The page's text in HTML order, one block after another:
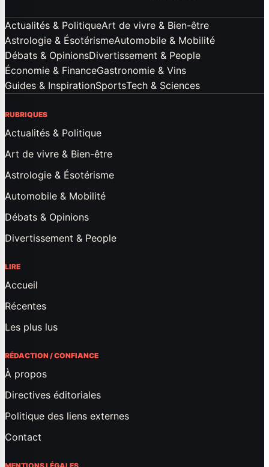
Actualités & PolitiqueArt de vivre & Bien-être
Astrologie & ÉsotérismeAutomobile & Mobilité
Débats & OpinionsDivertissement & People
Économie & FinanceGastronomie & Vins
Guides & InspirationSportsTech & Sciences
RUBRIQUES
Actualités & Politique
Art de vivre & Bien-être
Astrologie & Ésotérisme
Automobile & Mobilité
Débats & Opinions
Divertissement & People
LIRE
Accueil
Récentes
Les plus lus
RÉDACTION / CONFIANCE
À propos
Directives éditoriales
Politique des liens externes
Contact